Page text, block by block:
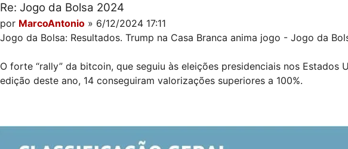
Re: Jogo da Bolsa 2024
por MarcoAntonio » 6/12/2024 17:11
Jogo da Bolsa: Resultados. Trump na Casa Branca anima jogo - Jogo da
O forte “rally” da bitcoin, que seguiu às eleições presidenciais nos
edição deste ano, 14 conseguiram valorizações superiores a 100%.